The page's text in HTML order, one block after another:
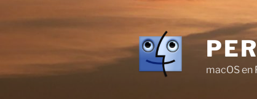
macOS en